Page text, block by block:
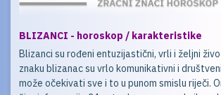
BLIZANCI - horoskop / karakteristike
Blizanci su rođeni entuzijastični, vrli i željni
znaku blizanac su vrlo komunikativni i
može očekivati sve i to u punom smislu riječi.